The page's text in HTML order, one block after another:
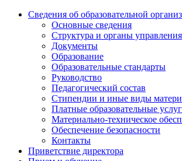
Сведения об образовательной
Основные сведения
Структура и органы управления
Документы
Образование
Образовательные стандарты
Руководство
Педагогический состав
Стипендии и иные виды
Платные образовательные
Материально-техническое
Обеспечение безопасности
Контакты
Приветствие директора